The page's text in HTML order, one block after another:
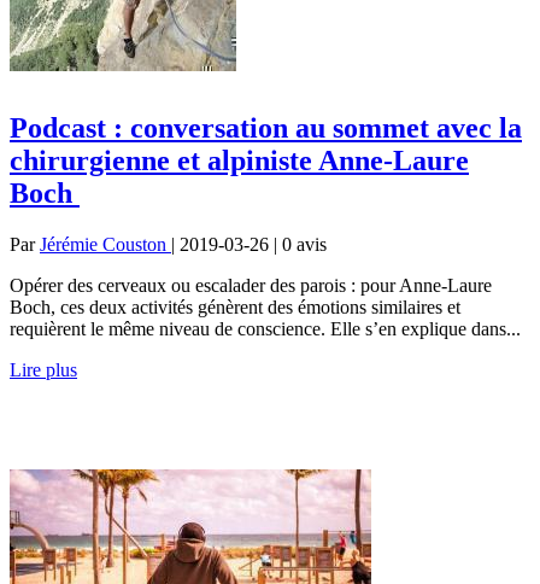
Podcast : conversation au sommet avec la
chirurgienne et alpiniste Anne-Laure
Boch
ParJérémie Couston | 2019-03-26 | 0 avis
Opérer des cerveaux ou escalader des parois : pour Anne-Laure
Boch, ces deux activités génèrent des émotions similaires et
requièrent le même niveau de conscience. Elle s’en explique dans...
Lire plus